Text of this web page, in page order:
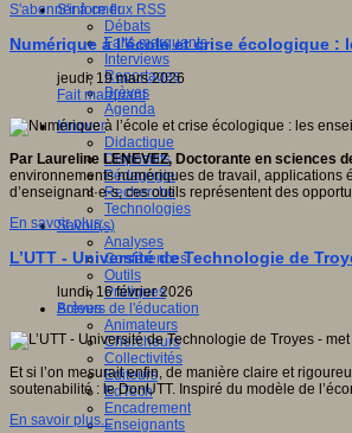
S'informer
Débats
Faits marquants
Interviews
Reportages
Brèves
Agenda
Innover
Didactique
Dispositifs
Pédagogie
Recherche
Technologies
Savoir(s)
Analyses
Conférences
Outils
Pratiques
Acteurs de l'éducation
Animateurs
Chercheurs
Collectivités
Editeurs
EdTech
Encadrement
Enseignants
S'abonner à ce flux RSS
Numérique à l’école et crise écologique :
jeudi, 19 mars 2026
Fait marquant
Par Laureline LENEVEZ, Doctorante en sciences
environnements numériques de travail, applications
d’enseignant·e·s, ces outils représentent des
En savoir plus...
L’UTT - Université de Technologie de
lundi, 16 février 2026
Brèves
Et si l’on mesurait enfin, de manière claire et
soutenabilité : le DonUTT. Inspiré du modèle de
En savoir plus...